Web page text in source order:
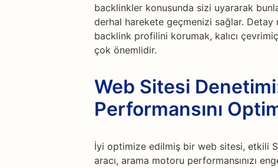
backlinkler konusunda sizi uyararak
derhal harekete geçmenizi sağlar. Detay
backlink profilini korumak, kalıcı
çok önemlidir.
Web Sitesi
Performansını
İyi optimize edilmiş bir web sitesi, etkili
aracı, arama motoru performansınızı